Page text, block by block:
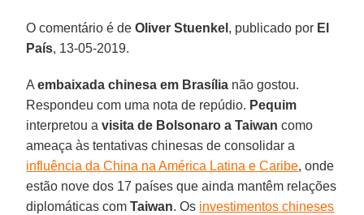
O comentário é deOliver Stuenkel , publicado por El
País, 13-05-2019.
Aembaixada chinesa em Brasília não gostou.
Respondeu com uma nota de repúdio. Pequim
interpretou avisita de Bolsonaro a Taiwan como
ameaça às tentativas chinesas de consolidar a
influência da China na América Latina e Caribe, onde
estão nove dos 17 países que ainda mantêm relações
diplomáticas comTaiwan. Os investimentos chineses